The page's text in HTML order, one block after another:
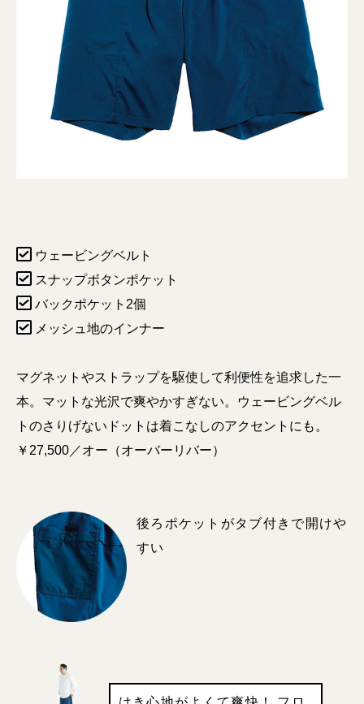
ウェービングベルト
スナップボタンポケット
バックポケット2個
メッシュ地のインナー
マグネットやストラップを駆使して利便性を追求した一
本。マットな光沢で爽やかすぎない。ウェービングベル
トのさりげないドットは着こなしのアクセントにも。
￥27,500／オー（オーバーリバー）
後ろポケットがタブ付きで開けや
すい